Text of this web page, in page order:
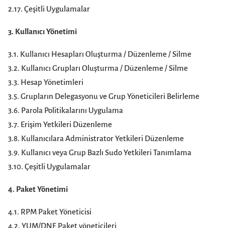
2.17. Çeşitli Uygulamalar
3. Kullanıcı Yönetimi
3.1. Kullanıcı Hesapları Oluşturma / Düzenleme / Silme
3.2. Kullanıcı Grupları Oluşturma / Düzenleme / Silme
3.3. Hesap Yönetimleri
3.5. Grupların Delegasyonu ve Grup Yöneticileri Belirleme
3.6. Parola Politikalarını Uygulama
3.7. Erişim Yetkileri Düzenleme
3.8. Kullanıcılara Administrator Yetkileri Düzenleme
3.9. Kullanıcı veya Grup Bazlı Sudo Yetkileri Tanımlama
3.10. Çeşitli Uygulamalar
4. Paket Yönetimi
4.1. RPM Paket Yöneticisi
4.2. YUM/DNF Paket yöneticileri